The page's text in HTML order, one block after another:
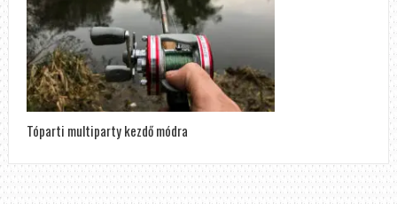
Tóparti multiparty kezdő módra